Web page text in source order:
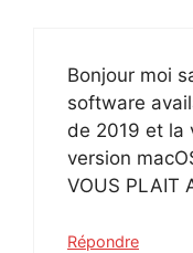
Bonjour moi
software
de 2019 et la
version
VOUS PLAIT
Répondre